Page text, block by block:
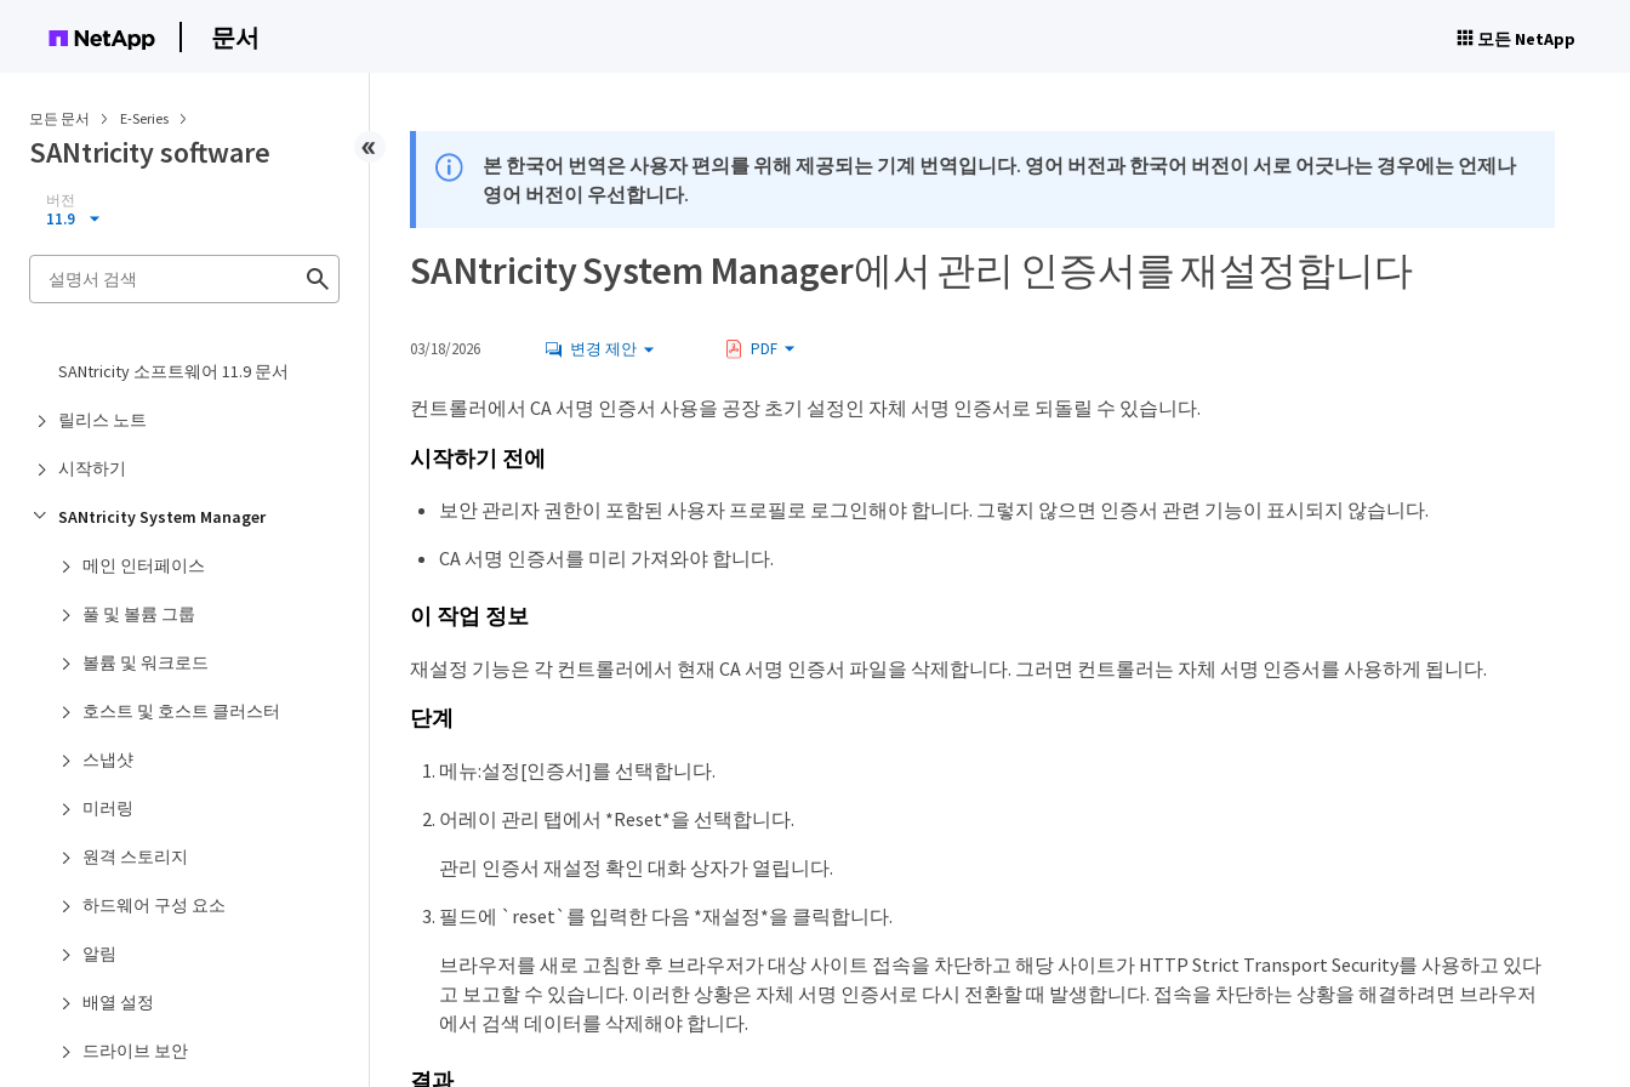
문서 모든 NetApp
모든 문서 E-Series
SANtricity software
버전
11.9
SANtricity 소프트웨어 11.9 문서
릴리스 노트
시작하기
SANtricity System Manager
메인 인터페이스
풀 및 볼륨 그룹
볼륨 및 워크로드
호스트 및 호스트 클러스터
스냅샷
미러링
원격 스토리지
하드웨어 구성 요소
알림
배열 설정
드라이브 보안
본 한국어 번역은 사용자 편의를 위해 제공되는 기계 번역입니다. 영어 버전과 한국어 버전이 서로 어긋나는 경우에는 언제나
영어 버전이 우선합니다.
SANtricity System Manager에서 관리 인증서를 재설정합니다
03/18/2026 변경 제안 PDF
컨트롤러에서 CA 서명 인증서 사용을 공장 초기 설정인 자체 서명 인증서로 되돌릴 수 있습니다.
시작하기 전에
보안 관리자 권한이 포함된 사용자 프로필로 로그인해야 합니다. 그렇지 않으면 인증서 관련 기능이 표시되지 않습니다.
CA 서명 인증서를 미리 가져와야 합니다.
이 작업 정보
재설정 기능은 각 컨트롤러에서 현재 CA 서명 인증서 파일을 삭제합니다. 그러면 컨트롤러는 자체 서명 인증서를 사용하게 됩니다.
단계
메뉴:설정[인증서]를 선택합니다.
어레이 관리 탭에서 *Reset*을 선택합니다.
관리 인증서 재설정 확인 대화 상자가 열립니다.
필드에 `reset`를 입력한 다음 *재설정*을 클릭합니다.
브라우저를 새로 고침한 후 브라우저가 대상 사이트 접속을 차단하고 해당 사이트가 HTTP Strict Transport Security를 사용하고 있다
고 보고할 수 있습니다. 이러한 상황은 자체 서명 인증서로 다시 전환할 때 발생합니다. 접속을 차단하는 상황을 해결하려면 브라우저
에서 검색 데이터를 삭제해야 합니다.
결과